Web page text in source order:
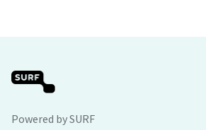
Powered by SURF